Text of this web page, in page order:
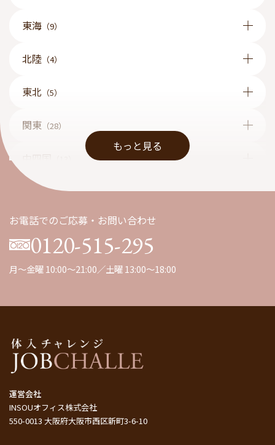
東海 （9）
北陸 （4）
東北 （5）
関東 （28）
（1）
もっと見る
お電話でのご応募・お問い合わせ
0120-515-295
月～金曜 10:00～21:00／土曜 13:00～18:00
運営会社
INSOUオフィス株式会社
550-0013 大阪府大阪市西区新町3-6-10